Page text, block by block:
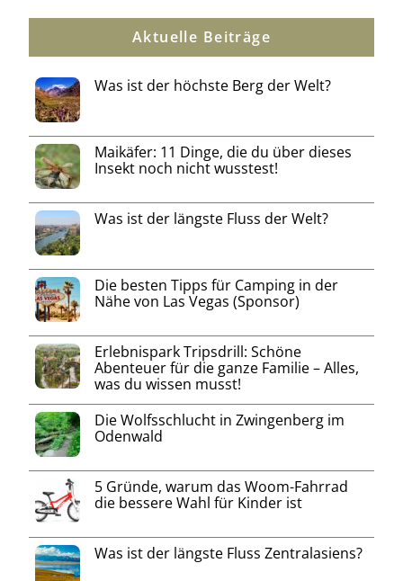
Aktuelle Beiträge
Was ist der höchste Berg der Welt?
Maikäfer: 11 Dinge, die du über dieses
Insekt noch nicht wusstest!
Was ist der längste Fluss der Welt?
Die besten Tipps für Camping in der
Nähe von Las Vegas (Sponsor)
Erlebnispark Tripsdrill: Schöne
Abenteuer für die ganze Familie – Alles,
was du wissen musst!
Die Wolfsschlucht in Zwingenberg im
Odenwald
5 Gründe, warum das Woom-Fahrrad
die bessere Wahl für Kinder ist
Was ist der längste Fluss Zentralasiens?